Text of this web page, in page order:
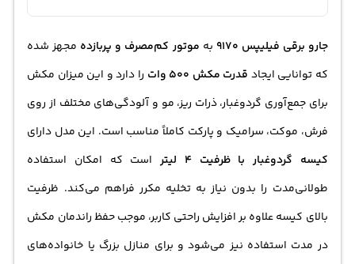
جارو برقی فیلیپس 9170 به موتور کم‌مصرف و پربازده مجهز شده
که توانایی ایجاد قدرت مکش 500 وات
را دارد و این میزان مکش
برای جمع‌آوری گردوغبار، ذرات ریز، مو و آلودگی‌های مختلف از روی
فرش، موکت، سرامیک و پارکت کاملاً مناسب است. این مدل دارای
کیسه گردوغبار با ظرفیت 4 لیتر
است که امکان استفاده
طولانی‌مدت را بدون نیاز به تخلیه مکرر فراهم می‌کند. ظرفیت
بالای کیسه علاوه بر افزایش راحتی کاربر، موجب حفظ راندمان مکش
در مدت استفاده نیز می‌شود و برای منازل بزرگ یا خانواده‌های